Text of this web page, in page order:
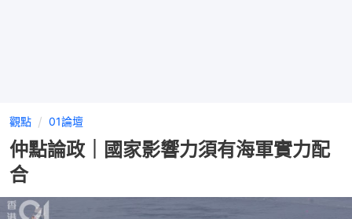
觀點 01論壇
仲點論政｜國家影響力須有海軍實力配
合